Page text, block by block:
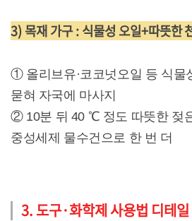
3) 목재 가구 : 식물성 오일+따뜻한
① 올리브유·코코넛오일 등 식물
묻혀 자국에 마사지
② 10분 뒤 40 ℃ 정도 따뜻한 젖
중성세제 물수건으로 한 번 더
3. 도구·화학제 사용법 디테일